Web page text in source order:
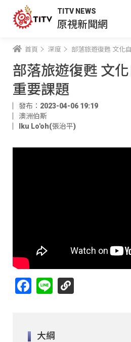
TITV NEWS
原視新聞網
首頁 深度 部落旅遊復甦 文化
部落旅遊復甦 文
重要課題
發布：2023-04-06 19:19
澳洲伯斯
Iku Lo'oh(張治平)
Facebook
Line
大綱